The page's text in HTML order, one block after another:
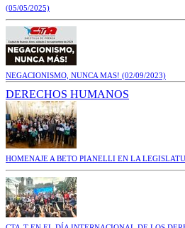
(05/05/2025)
NEGACIONISMO, NUNCA MAS! (02/09/2023)
DERECHOS HUMANOS
HOMENAJE A BETO PIANELLI EN LA